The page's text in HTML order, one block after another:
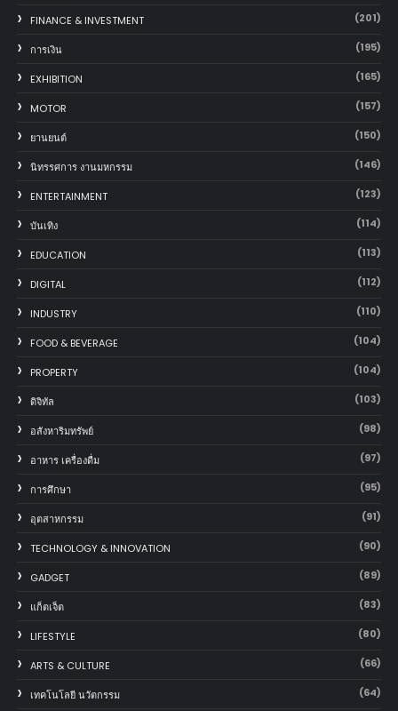
FINANCE & INVESTMENT (201)
การเงิน (195)
EXHIBITION (165)
MOTOR (157)
‎ยานยนต์‎ (150)
นิทรรศการ งานมหกรรม (146)
ENTERTAINMENT (123)
บันเทิง (114)
EDUCATION (113)
DIGITAL (112)
INDUSTRY (110)
FOOD & BEVERAGE (104)
PROPERTY (104)
ดิจิทัล (103)
อสังหาริมทรัพย์ (98)
อาหาร เครื่องดื่ม (97)
การศึกษา (95)
อุตสาหกรรม (91)
TECHNOLOGY & INNOVATION (90)
GADGET (89)
แก็ตเจ็ต (83)
LIFESTYLE (80)
ARTS & CULTURE (66)
เทคโนโลยี นวัตกรรม (64)